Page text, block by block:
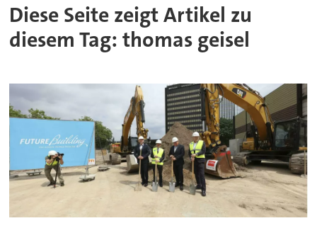
Diese Seite zeigt Artikel zu
diesem Tag: thomas geisel